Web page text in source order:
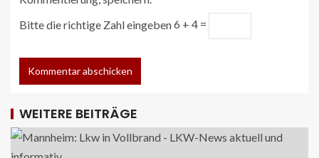
Bitte die richtige Zahl eingeben6 + 4 =
WEITERE BEITRÄGE